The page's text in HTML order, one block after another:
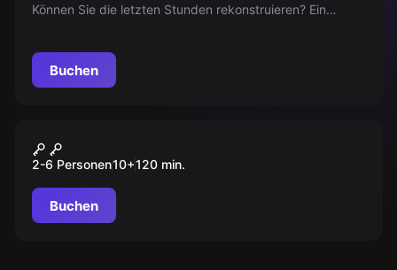
Können Sie die letzten Stunden rekonstruieren? Ein
lösen und ihn rechtzeitig zu retten!
Buchen
GIFTALARM
2-6 Personen10+120 min.
Buchen